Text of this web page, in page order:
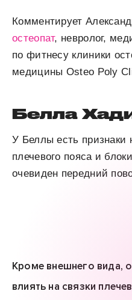
Комментирует
остеопат, невролог,
по фитнесу клиники
медицины Osteo Poly
Белла
У Беллы есть признаки
плечевого пояса и
очевиден передний
Кроме внешнего вида,
влиять на связки